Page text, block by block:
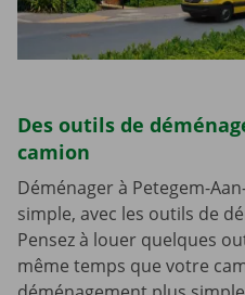
Des outils de
camion
Déménager à Petegem-
simple, avec les outils de
Pensez à louer quelques
même temps que votre